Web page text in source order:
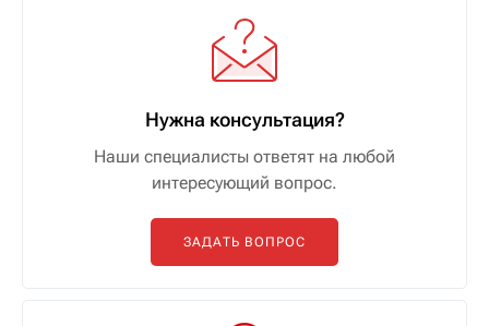
Нужна консультация?
Наши специалисты ответят на любой
интересующий вопрос.
ЗАДАТЬ ВОПРОС